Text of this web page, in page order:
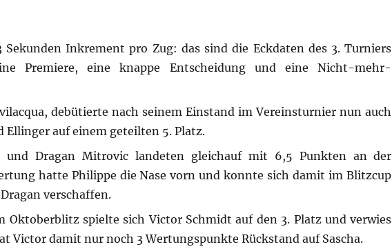
Inkrement pro Zug: das sind die Eckdaten des 3. Turniers
Premiere, eine knappe Entscheidung und eine Nicht-mehr-
debütierte nach seinem Einstand im Vereinsturnier nun auch
auf einem geteilten 5. Platz.
und Dragan Mitrovic landeten gleichauf mit 6,5 Punkten an der
hatte Philippe die Nase vorn und konnte sich damit im Blitzcup
verschaffen.
Oktoberblitz spielte sich Victor Schmidt auf den 3. Platz und verwies
Victor damit nur noch 3 Wertungspunkte Rückstand auf Sascha.